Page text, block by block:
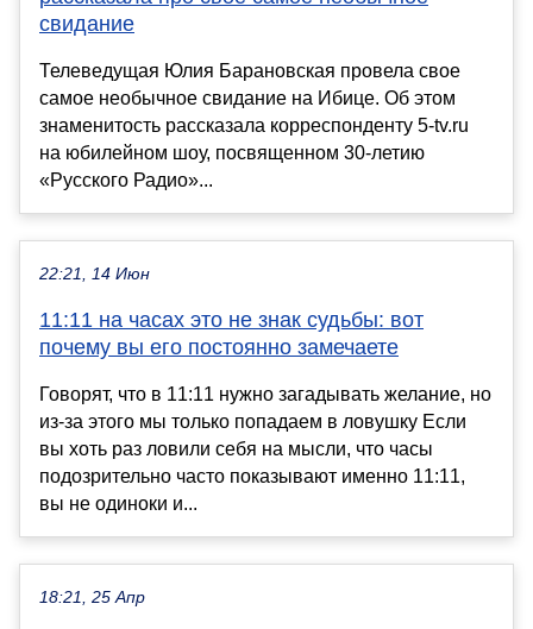
свидание
Телеведущая Юлия Барановская провела свое
самое необычное свидание на Ибице. Об этом
знаменитость рассказала корреспонденту 5-tv.ru
на юбилейном шоу, посвященном 30-летию
«Русского Радио»...
22:21, 14 Июн
11:11 на часах это не знак судьбы: вот
почему вы его постоянно замечаете
Говорят, что в 11:11 нужно загадывать желание, но
из-за этого мы только попадаем в ловушку Если
вы хоть раз ловили себя на мысли, что часы
подозрительно часто показывают именно 11:11,
вы не одиноки и...
18:21, 25 Апр